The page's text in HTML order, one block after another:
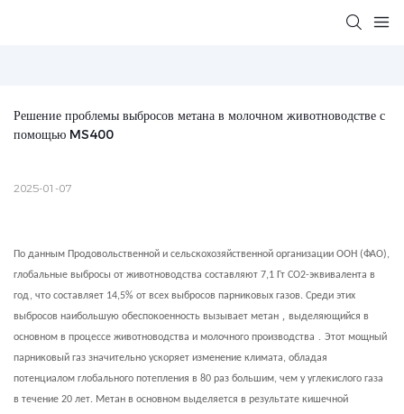
Решение проблемы выбросов метана в молочном животноводстве с
помощью MS400
2025-01-07
По данным Продовольственной и сельскохозяйственной организации ООН (ФАО),
глобальные выбросы от животноводства составляют 7,1 Гт CO2-эквивалента в
год, что составляет 14,5% от всех выбросов парниковых газов. Среди этих
выбросов наибольшую обеспокоенность вызывает метан , выделяющийся в
основном в процессе животноводства и молочного производства . Этот мощный
парниковый газ значительно ускоряет изменение климата, обладая
потенциалом глобального потепления в 80 раз большим, чем у углекислого газа
в течение 20 лет. Метан в основном выделяется в результате кишечной